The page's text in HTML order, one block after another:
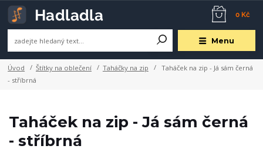
Menu
0 Kč
Úvod Štítky na oblečení Taháčky na zip
Taháček na zip - Já sám černá
- stříbrná
Taháček na zip - Já sám černá
- stříbrná